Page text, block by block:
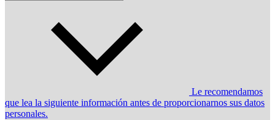
Le recomendamos
que lea la siguiente información antes de proporcionarnos sus datos
personales.